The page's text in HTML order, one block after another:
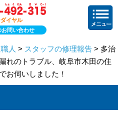
イヤル
お問い合わせ
人 > スタッフの修理報告 > 多治
れのトラブル、岐阜市木田の住
お伺いしました！